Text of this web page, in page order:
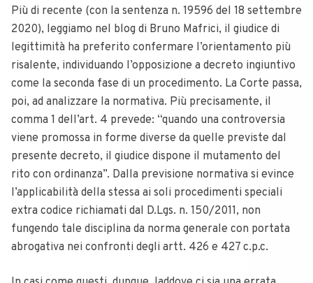
Più di recente (con la sentenza n. 19596 del 18 settembre
2020), leggiamo nel blog di Bruno Mafrici, il giudice di
legittimità ha preferito confermare l’orientamento più
risalente, individuando l’opposizione a decreto ingiuntivo
come la seconda fase di un procedimento. La Corte passa,
poi, ad analizzare la normativa. Più precisamente, il
comma 1 dell’art. 4 prevede: “quando una controversia
viene promossa in forme diverse da quelle previste dal
presente decreto, il giudice dispone il mutamento del
rito con ordinanza”. Dalla previsione normativa si evince
l’applicabilità della stessa ai soli procedimenti speciali
extra codice richiamati dal D.Lgs. n. 150/2011, non
fungendo tale disciplina da norma generale con portata
abrogativa nei confronti degli artt. 426 e 427 c.p.c.